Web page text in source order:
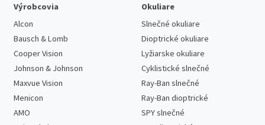
Výrobcovia
Alcon
Bausch & Lomb
Cooper Vision
Johnson & Johnson
Maxvue Vision
Menicon
AMO
Okuliare
Slnečné okuliare
Dioptrické okuliare
Lyžiarske okuliare
Cyklistické slnečné
Ray-Ban slnečné
Ray-Ban dioptrické
SPY slnečné